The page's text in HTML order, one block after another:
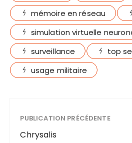
mémoire en réseau
simulation virtuelle
surveillance
top
usage militaire
PUBLICATION PRÉCÉDENTE
Chrysalis